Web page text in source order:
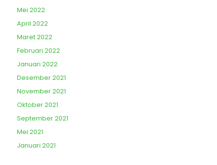
Mei 2022
April 2022
Maret 2022
Februari 2022
Januari 2022
Desember 2021
November 2021
Oktober 2021
September 2021
Mei 2021
Januari 2021